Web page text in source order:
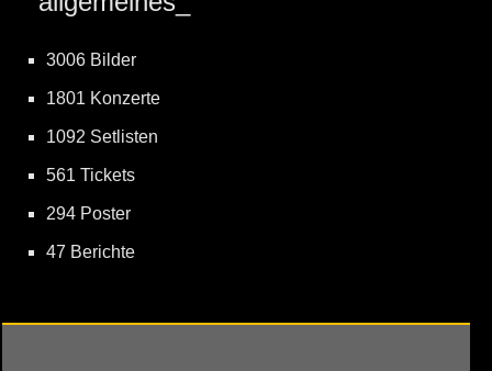
3006 Bilder
1801 Konzerte
1092 Setlisten
561 Tickets
294 Poster
47 Berichte